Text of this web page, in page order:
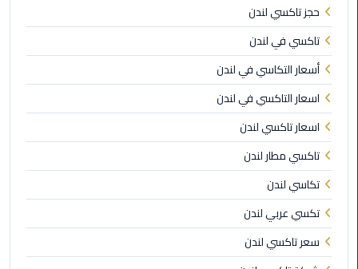
ليموزين
من
مطار
برج
العرب
الى
الساحل
الشمالي
ليموزين
الفيوم
مطار
القاهرة
حجز تاكسي لندن
تاكسي في لندن
أسعار التكاسي في لندن
اسعار التاكسي في لندن
اسعار تاكسي لندن
تاكسي مطار لندن
تكاسي لندن
تكسي عربي لندن
سعر تاكسي لندن